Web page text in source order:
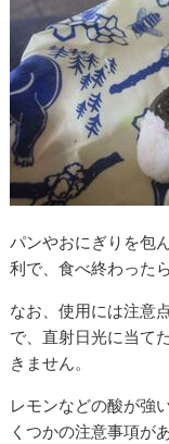
パンやおにぎりを包
利で、食べ終わった
なお、使用には注意
で、直射日光に当て
きません。
レモンなどの酸が強
くつかの注意事項が